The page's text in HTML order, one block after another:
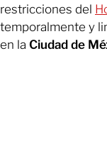
restricciones del
temporalmente y
en la Ciudad de